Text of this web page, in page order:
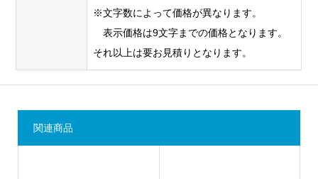
※文字数によって価格が異なります。
表示価格は9文字までの価格となります。
それ以上は要お見積りとなります。
関連商品